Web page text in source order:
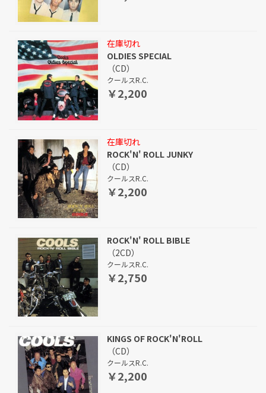
在庫切れ
OLDIES SPECIAL
（CD）
クールスR.C.
￥2,200
在庫切れ
ROCK'N' ROLL JUNKY
（CD）
クールスR.C.
￥2,200
ROCK'N' ROLL BIBLE
（2CD）
クールスR.C.
￥2,750
KINGS OF ROCK'N'ROLL
（CD）
クールスR.C.
￥2,200